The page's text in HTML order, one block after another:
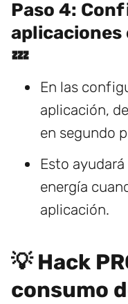
Paso 4:
aplicaciones
💤
En las
aplicación,
en segundo
Esto
energía
aplicación.
💡 Hack
consumo